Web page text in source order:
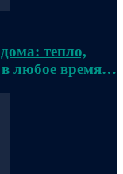
тепло,
в любое время…